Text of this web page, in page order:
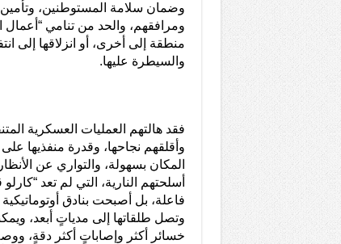
وضمان سلامة المستوطنين،
ومرافقهم، والحد من تنامي “أعمال
منطقة إلى أخرى، أو انزلاقها إلى
والسيطرة عليها.
فقد هالتهم العمليات العسكرية
وأقلقهم نجاحها، وقدرة منفذيها
المكان بسهولة، والتواري عن
أسلحتهم النارية، التي لم تعد
فاعلة، بل أصبحت بنادق
وتصل طلقاتها إلى مدياتٍ أبعد،
خسائر أكثر وإصاباتٍ أكثر دقةٍ،